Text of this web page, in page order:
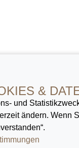
&
und
ändern. Wenn